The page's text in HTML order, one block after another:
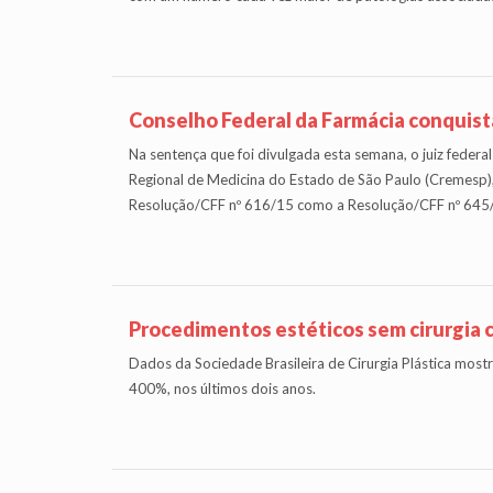
Conselho Federal da Farmácia
Na sentença que foi divulgada esta semana, o juiz
Regional de Medicina do Estado de São Paulo
Resolução/CFF nº 616/15 como a Resolução/CFF nº
Procedimentos estéticos sem cirurgia
Dados da Sociedade Brasileira de Cirurgia Plástica
400%, nos últimos dois anos.